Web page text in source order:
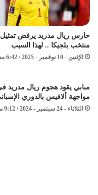
حارس ريال مدريد يرفض تمثيل
منتخب بلجيكا .. لهذا السبب
الإثنين - 10 نوفمبر - 2025 / 6:42 مساءً
مبابي يقود هجوم ريال مدريد
مواجهة ألافيس بالدوري
الثلاثاء - 24 سبتمبر - 2024 / 9:12 مساءً